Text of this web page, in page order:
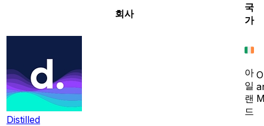
회사
국
가
Distilled
아
일
랜
드